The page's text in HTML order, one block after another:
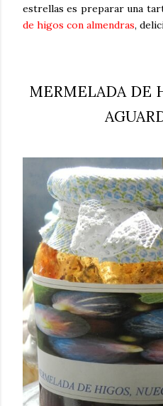
estrellas es preparar una
de higos con almendras,
MERMELADA DE